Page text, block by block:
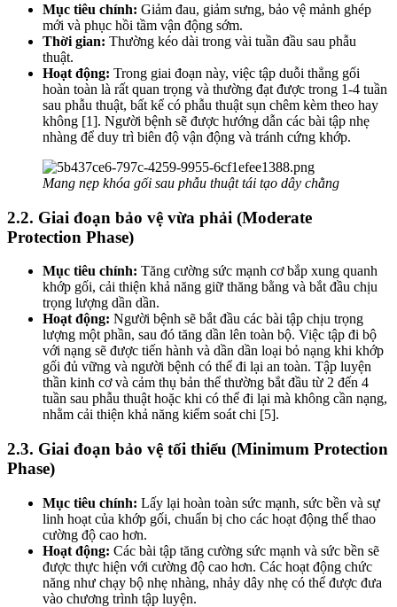
Mục tiêu chính: Giảm đau, giảm sưng, bảo vệ mảnh ghép
mới và phục hồi tầm vận động sớm.
Thời gian: Thường kéo dài trong vài tuần đầu sau phẫu
thuật.
Hoạt động: Trong giai đoạn này, việc tập duỗi thẳng gối
hoàn toàn là rất quan trọng và thường đạt được trong 1-4 tuần
sau phẫu thuật, bất kể có phẫu thuật sụn chêm kèm theo hay
không [1]. Người bệnh sẽ được hướng dẫn các bài tập nhẹ
nhàng để duy trì biên độ vận động và tránh cứng khớp.
Mang nẹp khóa gối sau phẫu thuật tái tạo dây chằng
2.2. Giai đoạn bảo vệ vừa phải (Moderate
Protection Phase)
Mục tiêu chính: Tăng cường sức mạnh cơ bắp xung quanh
khớp gối, cải thiện khả năng giữ thăng bằng và bắt đầu chịu
trọng lượng dần dần.
Hoạt động: Người bệnh sẽ bắt đầu các bài tập chịu trọng
lượng một phần, sau đó tăng dần lên toàn bộ. Việc tập đi bộ
với nạng sẽ được tiến hành và dần dần loại bỏ nạng khi khớp
gối đủ vững và người bệnh có thể đi lại an toàn. Tập luyện
thần kinh cơ và cảm thụ bản thể thường bắt đầu từ 2 đến 4
tuần sau phẫu thuật hoặc khi có thể đi lại mà không cần nạng,
nhằm cải thiện khả năng kiểm soát chi [5].
2.3. Giai đoạn bảo vệ tối thiểu (Minimum Protection
Phase)
Mục tiêu chính: Lấy lại hoàn toàn sức mạnh, sức bền và sự
linh hoạt của khớp gối, chuẩn bị cho các hoạt động thể thao
cường độ cao hơn.
Hoạt động: Các bài tập tăng cường sức mạnh và sức bền sẽ
được thực hiện với cường độ cao hơn. Các hoạt động chức
năng như chạy bộ nhẹ nhàng, nhảy dây nhẹ có thể được đưa
vào chương trình tập luyện.